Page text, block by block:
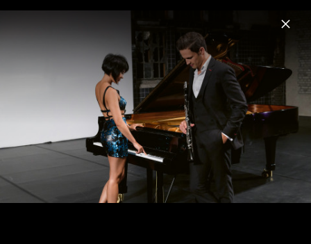
Menu
Andreas Ottensamer
News Musik Videos Fotos Biografie
Romanza